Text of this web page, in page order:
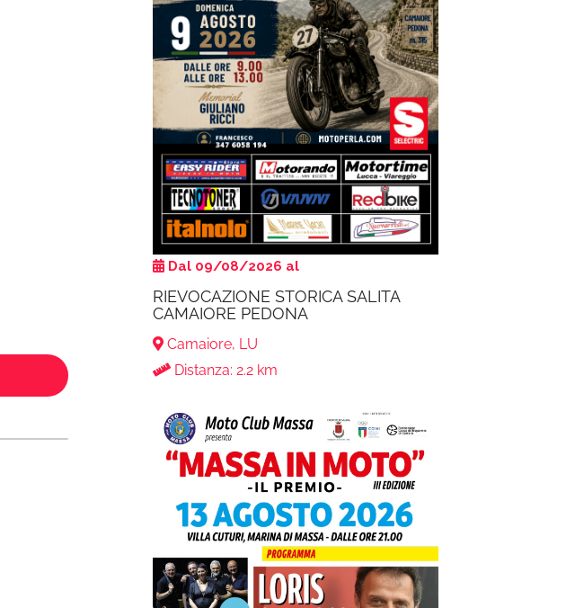
Dal 09/08/2026 al
RIEVOCAZIONE STORICA SALITA
CAMAIORE PEDONA
Camaiore, LU
Distanza: 2.2 km